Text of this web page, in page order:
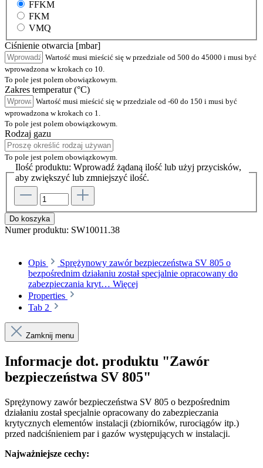
FFKM
FKM
VMQ
Ciśnienie otwarcia [mbar]
Wartość musi mieścić się w przedziale od 500 do 45000 i musi być
wprowadzona w krokach co 10.
To pole jest polem obowiązkowym.
Zakres temperatur (°C)
Wartość musi mieścić się w przedziale od -60 do 150 i musi być
wprowadzona w krokach co 1.
To pole jest polem obowiązkowym.
Rodzaj gazu
To pole jest polem obowiązkowym.
Ilość produktu: Wprowadź żądaną ilość lub użyj przycisków,
aby zwiększyć lub zmniejszyć ilość.
Do koszyka
Numer produktu: SW10011.38
Opis
Sprężynowy zawór bezpieczeństwa SV 805 o
bezpośrednim działaniu został specjalnie opracowany do
zabezpieczania kryt… Więcej
Properties
Tab 2
Zamknij menu
Informacje dot. produktu "Zawór
bezpieczeństwa SV 805"
Sprężynowy zawór bezpieczeństwa SV 805 o bezpośrednim
działaniu został specjalnie opracowany do zabezpieczania
krytycznych elementów instalacji (zbiorników, rurociągów itp.)
przed nadciśnieniem par i gazów występujących w instalacji.
Najważniejsze cechy: